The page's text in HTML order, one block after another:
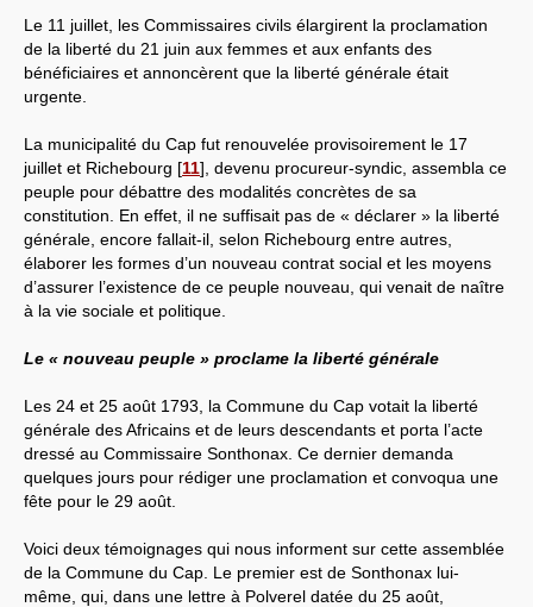
Le 11 juillet, les Commissaires civils élargirent la proclamation
de la liberté du 21 juin aux femmes et aux enfants des
bénéficiaires et annoncèrent que la liberté générale était
urgente.
La municipalité du Cap fut renouvelée provisoirement le 17
juillet et Richebourg [11] , devenu procureur-syndic, assembla ce
peuple pour débattre des modalités concrètes de sa
constitution. En effet, il ne suffisait pas de « déclarer » la liberté
générale, encore fallait-il, selon Richebourg entre autres,
élaborer les formes d’un nouveau contrat social et les moyens
d’assurer l’existence de ce peuple nouveau, qui venait de naître
à la vie sociale et politique.
Le « nouveau peuple » proclame la liberté générale
Les 24 et 25 août 1793, la Commune du Cap votait la liberté
générale des Africains et de leurs descendants et porta l’acte
dressé au Commissaire Sonthonax. Ce dernier demanda
quelques jours pour rédiger une proclamation et convoqua une
fête pour le 29 août.
Voici deux témoignages qui nous informent sur cette assemblée
de la Commune du Cap. Le premier est de Sonthonax lui-
même, qui, dans une lettre à Polverel datée du 25 août,